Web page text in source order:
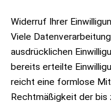
Widerruf Ihrer
Viele
ausdrücklichen
bereits erteilte
reicht eine formlose
Rechtmäßigkeit der